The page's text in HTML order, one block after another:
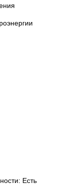
Есть